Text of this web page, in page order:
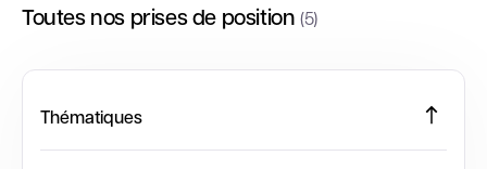
Toutes nos prises de position (5)
Thématiques